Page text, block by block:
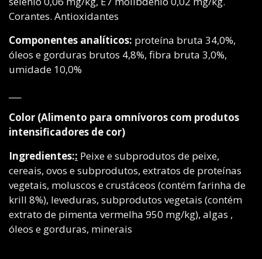
Corantes. Antioxidantes
Componentes analíticos: proteína bruta 34,0%,
óleos e gorduras brutos 4,8%, fibra bruta 3,0%,
umidade 10,0%
Color (Alimento para omnívoros com produtos
intensificadores de cor)
Ingredientes:: Peixe e subprodutos de peixe,
cereais, ovos e subprodutos, extratos de proteínas
vegetais, moluscos e crustáceos (contém farinha de
krill 8%), leveduras, subprodutos vegetais (contém
extrato de pimenta vermelha 950 mg/kg), algas ,
óleos e gorduras, minerais